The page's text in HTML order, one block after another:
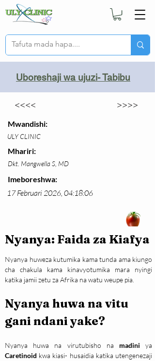
Uboreshaji wa ujuzi- Tabibu
<<<< >>>>
Mwandishi:
ULY CLINIC
Mhariri:
Dkt. Mangwella S, MD
Imeboreshwa:
17 Februari 2026, 04:18:06
Nyanya: Faida za Kiafya
Nyanya huweza kutumika kama tunda ama kiungo
cha chakula kama kinavyotumika mara nyingi
katika jamii zetu za Afrika na watu weupe pia.
Nyanya huwa na vitu
gani ndani yake?
Nyanya huwa na virutubisho na madini ya
Caretinoid kwa kiasi- husaidia katika utengenezaji